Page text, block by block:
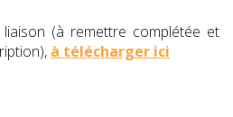
(à remettre complétée et
à télécharger ici